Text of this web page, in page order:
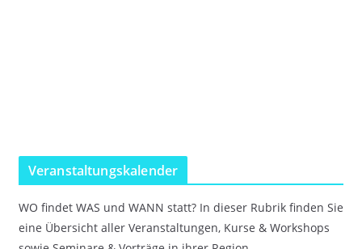
Veranstaltungskalender
WO findet WAS und WANN statt? In dieser Rubrik finden Sie
eine Übersicht aller Veranstaltungen, Kurse & Workshops